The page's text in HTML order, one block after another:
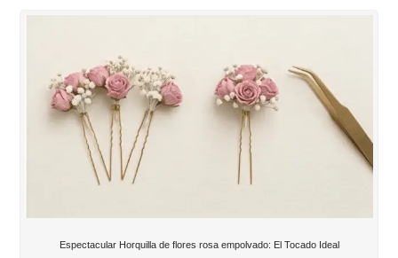
Espectacular Horquilla de flores rosa empolvado: El Tocado Ideal